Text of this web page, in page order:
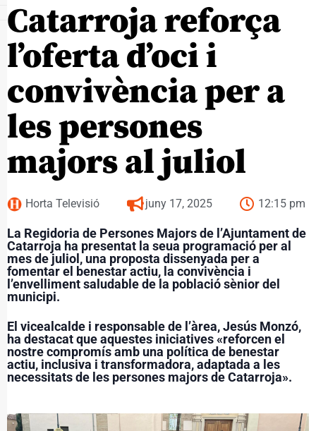
Catarroja reforça
l’oferta d’oci i
convivència per a
les persones
majors al juliol
Horta Televisió juny 17, 2025 12:15 pm
La Regidoria de Persones Majors de l’Ajuntament de
Catarroja ha presentat la seua programació per al
mes de juliol, una proposta dissenyada per a
fomentar el benestar actiu, la convivència i
l’envelliment saludable de la població sènior del
municipi.
El vicealcalde i responsable de l’àrea, Jesús Monzó,
ha destacat que aquestes iniciatives «reforcen el
nostre compromís amb una política de benestar
actiu, inclusiva i transformadora, adaptada a les
necessitats de les persones majors de Catarroja».